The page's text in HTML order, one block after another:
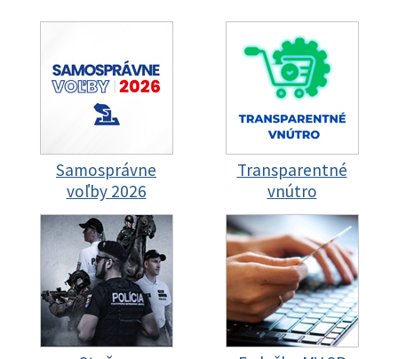
Samosprávne
voľby 2026
Transparentné
vnútro